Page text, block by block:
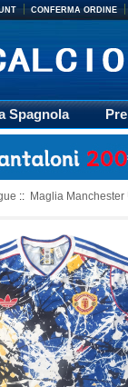
CONFERMA ORDINE
Spagnola
:: Maglia Manchester